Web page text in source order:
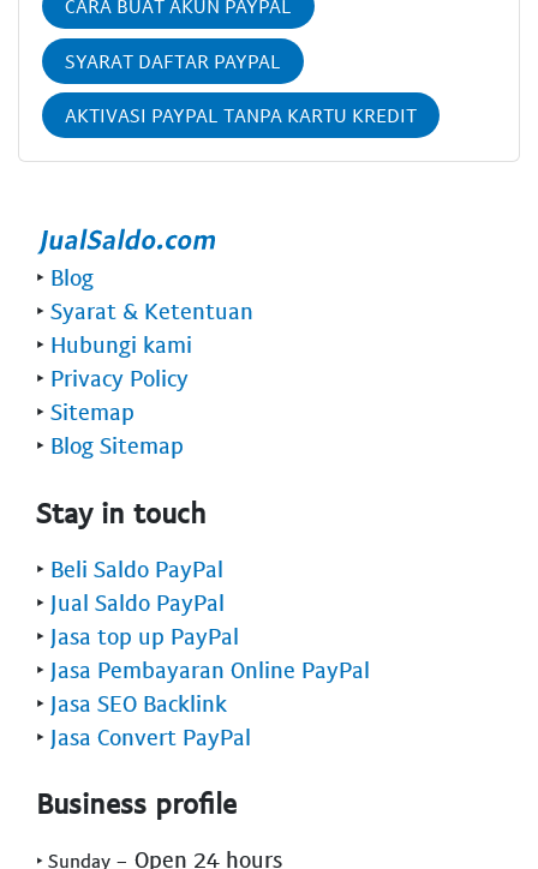
CARA BUAT AKUN PAYPAL
SYARAT DAFTAR PAYPAL
AKTIVASI PAYPAL TANPA KARTU KREDIT
‣ Blog
‣ Syarat & Ketentuan
‣ Hubungi kami
‣ Privacy Policy
‣ Sitemap
‣ Blog Sitemap
Stay in touch
‣ Beli Saldo PayPal
‣ Jual Saldo PayPal
‣ Jasa top up PayPal
‣ Jasa Pembayaran Online PayPal
‣ Jasa SEO Backlink
‣ Jasa Convert PayPal
Business profile
‣ Sunday - Open 24 hours